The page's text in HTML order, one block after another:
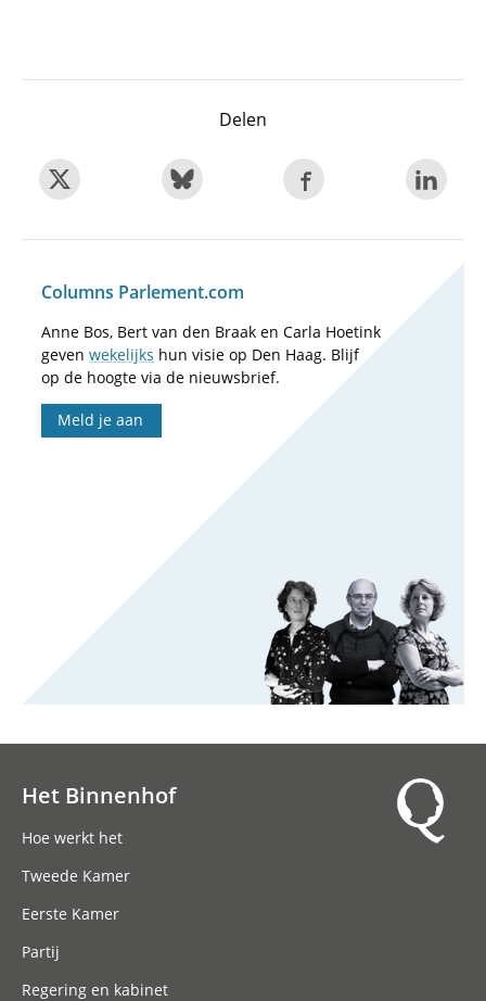
Delen
Columns Parlement.com
Anne Bos, Bert van den Braak en Carla Hoetink
geven wekelijks hun visie op Den Haag. Blijf
op de hoogte via de nieuwsbrief.
Meld je aan
Het Binnenhof
Hoe werkt het
Tweede Kamer
Eerste Kamer
Partij
Regering en kabinet